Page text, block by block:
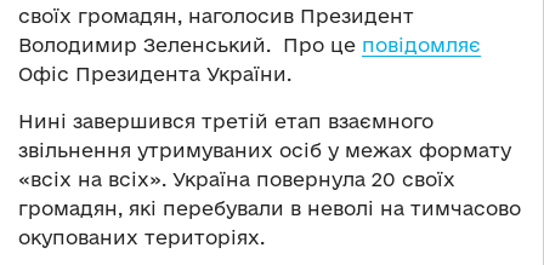
своїх громадян, наголосив Президент
Володимир Зеленський. Про це повідомляє
Офіс Президента України.
Нині завершився третій етап взаємного
звільнення утримуваних осіб у межах формату
«всіх на всіх». Україна повернула 20 своїх
громадян, які перебували в неволі на тимчасово
окупованих територіях.